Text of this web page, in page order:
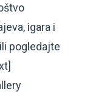
igara i
pogledajte